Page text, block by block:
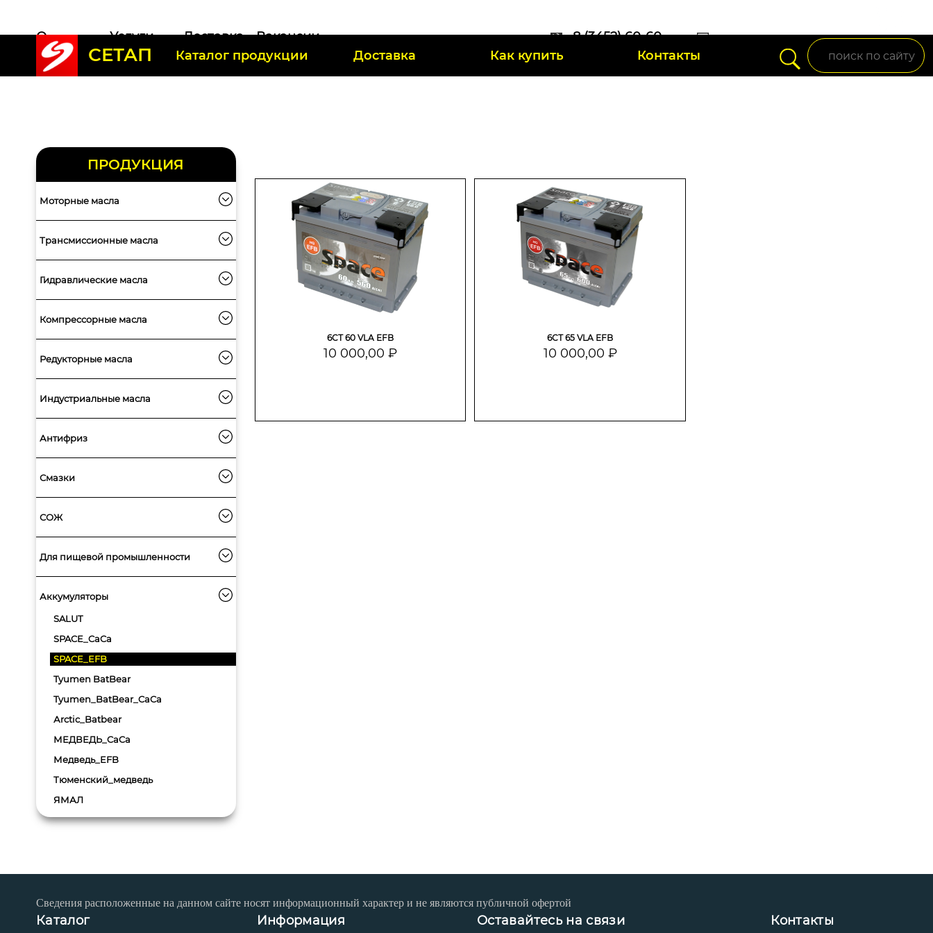
О
компании
Услуги Доставка Вакансии
8 (3452) 60-60-
47
setup95@mail.ru
СЕТАП Каталог продукции Доставка Как купить Контакты
ПРОДУКЦИЯ
Моторные масла
Трансмиссионные масла
Гидравлические масла
Компрессорные масла
Редукторные масла
Индустриальные масла
Антифриз
Смазки
СОЖ
Для пищевой промышленности
Аккумуляторы
SALUT
SPACE_CaCa
SPACE_EFB
Tyumen BatBear
Tyumen_BatBear_CaCa
Аrctic_Batbear
МЕДВЕДЬ_CaCa
Медведь_EFB
Тюменский_медведь
ЯМАЛ
6СТ 60 VLA EFB
10 000,00 ₽
6СТ 65 VLA EFB
10 000,00 ₽
Сведения расположенные на данном сайте носят информационный характер и не являются публичной офертой
Каталог Информация Оставайтесь на связи Контакты